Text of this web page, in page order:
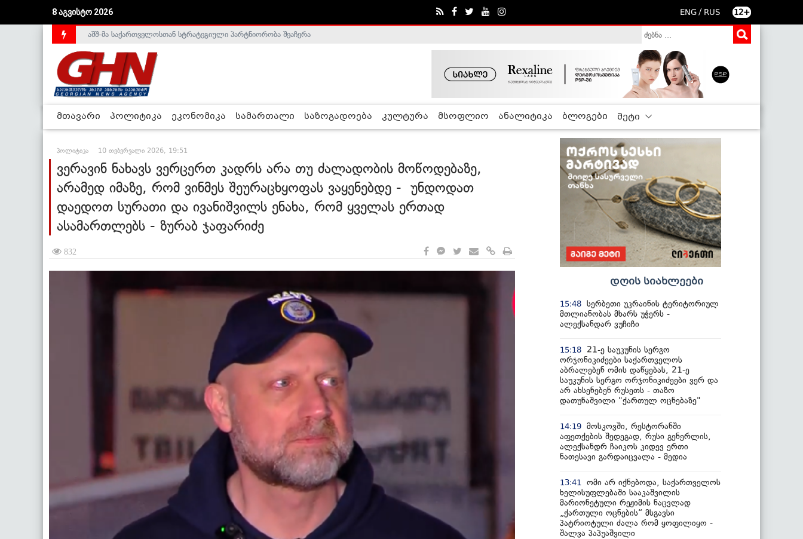
8 აგვისტო 2026 ENG / RUS 12+
საქართველოს დე-ფაქტო მთავრობა არალეგიტიმურია - ჰელსინკის კომისია
აშშ-მა საქართველოსთან სტრატეგიული პარტნიორობა შეაჩერა
მთავარი პოლიტიკა ეკონომიკა სამართალი საზოგადოება კულტურა მსოფლიო ანალიტიკა ბლოგები მეტი
პოლიტიკა 10 თებერვალი 2026, 19:51
ვერავინ ნახავს ვერცერთ კადრს არა თუ ძალადობის მოწოდებაზე,
არამედ იმაზე, რომ ვინმეს შეურაცხყოფას ვაყენებდე - უნდოდათ
დაედოთ სურათი და ივანიშვილს ენახა, რომ ყველას ერთად
ასამართლებს - ზურაბ ჯაფარიძე
832
დღის სიახლეები
15:48 სერბეთი უკრაინის ტერიტორიულ
მთლიანობას მხარს უჭერს -
ალექსანდარ ვუჩიჩი
15:18
21-ე საუკუნის სერგო
ორჯონიკიძეები საქართველოს
აბრალებენ ომის დაწყებას, 21-ე
საუკუნის სერგო ორჯონიკიძეები ვერ და
არ ახსენებენ რუსეთს - თაზო
დათუნაშვილი "ქართულ ოცნებაზე"
14:19 მოსკოვში, რესტორანში
აფეთქების შედეგად, რუსი გენერლის,
ალექსანდრ ჩაიკოს კიდევ ერთი
ნათესავი გარდაიცვალა - მედია
13:41
ომი არ იქნებოდა, საქართველოს
ხელისუფლებაში სააკაშვილის
მარიონეტული რეჟიმის ნაცვლად
„ქართული ოცნების“ მსგავსი
პატრიოტული ძალა რომ ყოფილიყო -
შალვა პაპუაშვილი